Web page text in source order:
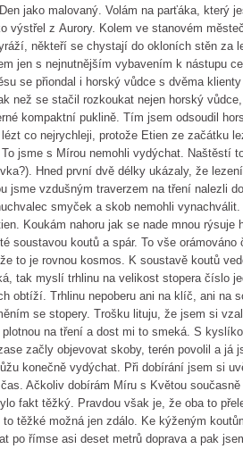
jako malovaný. Volám na parťáka, který
výstřel z Aurory. Kolem ve stanovém
někteří se chystají do okloních stěn za
jen s nejnutnějším vybavením k nástupu
se přiondal i horský vůdce s dvěma
než se stačil rozkoukat nejen horský
kompaktní puklině. Tím jsem odsoudil
co nejrychleji, protože Etien ze začátku
jsme s Mírou nemohli vydýchat. Naštěstí
Hned první dvě délky ukázaly, že
jsme vzdušným traverzem na tření nalezli
smyček a skob nemohli
Koukám nahoru jak se nade mnou rýsuje
soustavou koutů a spár. To vše orámováno
to je rovnou kosmos. K soustavě koutů
tak myslí trhlinu na velikost stopera číslo
obtíží. Trhlinu nepoberu ani na klíč, ani na
se stopery. Trošku lituju, že jsem si
na tření a dost mi to smeká. S
začly objevovat skoby, terén povolil a já
konečně vydýchat. Při dobírání jsem si
Ačkoliv dobírám Míru s Květou
fakt těžký. Pravdou však je, že oba to
těžké možná jen zdálo. Ke kýženým
po římse asi deset metrů doprava a pak